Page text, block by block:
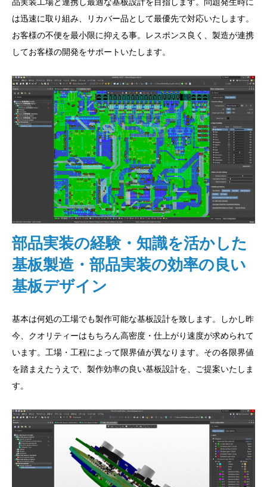
は迅速に取り組み、リカバー品として最優先で対応いたします。
お客様の不便を最小限に抑える事。レスポンス良く、製造が連携
してお客様の開発をサポートいたします。
部品実装の経験・知識を活かした
基板製造・部品実装の効率の良い
基板デザイン
基本は何処の工場でも製作可能な基板設計を致します。しかし昨
今、クオリティーはもちろん高密度・仕上がり速度が求められて
います。工場・工程によって限界値が異なります。その各限界値
を踏まえたうえで、製作効率の良い基板設計を、ご提案いたしま
す。